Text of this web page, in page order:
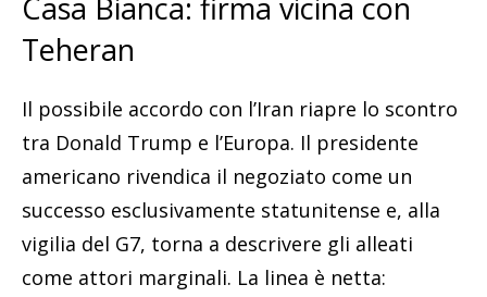
Casa Bianca: firma vicina con
Teheran
Il possibile accordo con l’Iran riapre lo scontro
tra Donald Trump e l’Europa. Il presidente
americano rivendica il negoziato come un
successo esclusivamente statunitense e, alla
vigilia del G7, torna a descrivere gli alleati
come attori marginali. La linea è netta: